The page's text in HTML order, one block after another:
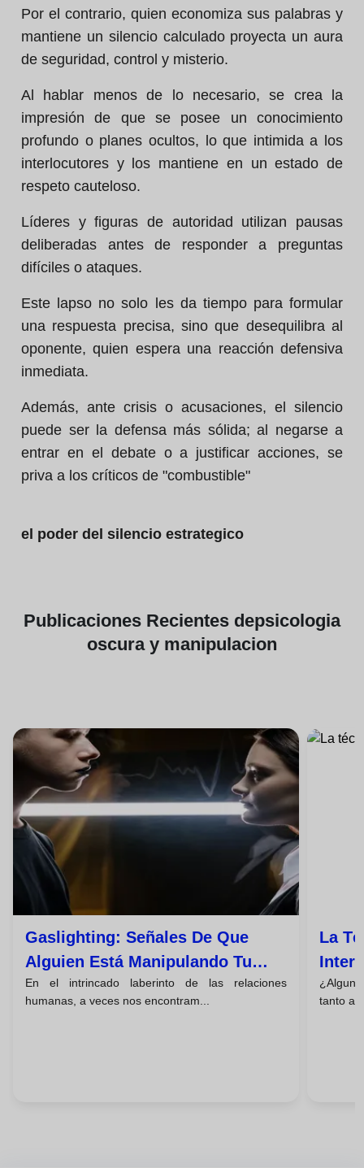
Por el contrario, quien economiza sus palabras y
mantiene un silencio calculado proyecta un aura
de seguridad, control y misterio.
Al hablar menos de lo necesario, se crea la
impresión de que se posee un conocimiento
profundo o planes ocultos, lo que intimida a los
interlocutores y los mantiene en un estado de
respeto cauteloso.
Líderes y figuras de autoridad utilizan pausas
deliberadas antes de responder a preguntas
difíciles o ataques.
Este lapso no solo les da tiempo para formular
una respuesta precisa, sino que desequilibra al
oponente, quien espera una reacción defensiva
inmediata.
Además, ante crisis o acusaciones, el silencio
puede ser la defensa más sólida; al negarse a
entrar en el debate o a justificar acciones, se
priva a los críticos de "combustible"
el poder del silencio estrategico
Publicaciones Recientes depsicologia
oscura y manipulacion
Gaslighting: Señales De Que
Alguien Está Manipulando Tu
Percepción De La Realidad
En el intrincado laberinto de las relaciones
humanas, a veces nos encontram...
La
tanto